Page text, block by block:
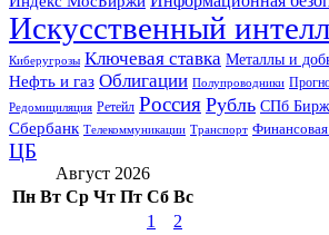
Искусственный
Киберугрозы Ключевая ставка Металлы и
Нефть и газ Облигации Полупроводники
Редомициляция Ретейл Россия Рубль СПб
Сбербанк Телекоммуникации Транспорт
ЦБ
Август 2026
Пн Вт Ср Чт Пт Сб Вс
1
2